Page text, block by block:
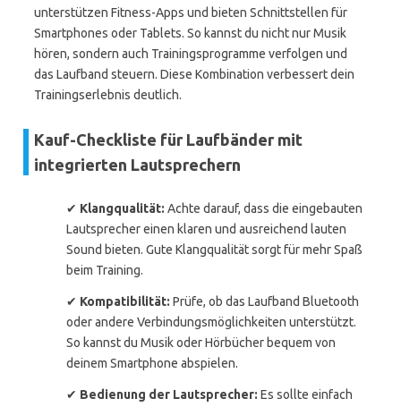
unterstützen Fitness-Apps und bieten Schnittstellen für
Smartphones oder Tablets. So kannst du nicht nur Musik
hören, sondern auch Trainingsprogramme verfolgen und
das Laufband steuern. Diese Kombination verbessert dein
Trainingserlebnis deutlich.
Kauf-Checkliste für Laufbänder mit
integrierten Lautsprechern
✔ Klangqualität: Achte darauf, dass die eingebauten
Lautsprecher einen klaren und ausreichend lauten
Sound bieten. Gute Klangqualität sorgt für mehr Spaß
beim Training.
✔ Kompatibilität: Prüfe, ob das Laufband Bluetooth
oder andere Verbindungsmöglichkeiten unterstützt.
So kannst du Musik oder Hörbücher bequem von
deinem Smartphone abspielen.
✔ Bedienung der Lautsprecher: Es sollte einfach